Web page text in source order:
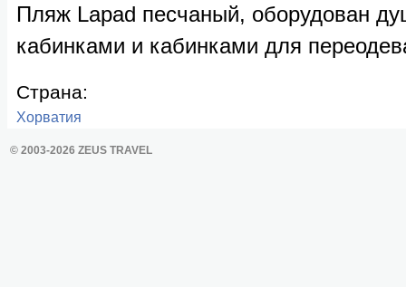
Пляж Lapad песчаный, оборудован
кабинками и кабинками для
Страна:
Хорватия
© 2003-2026 ZEUS TRAVEL